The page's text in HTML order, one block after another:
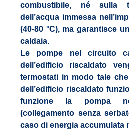
combustibile, né sulla
dell’acqua immessa
(40-80 °C), ma garantisce
caldaia.
Le pompe nel circuito
dell’edificio riscaldato
termostati in modo tale
dell’edificio riscaldato
funzione la pompa
(collegamento senza
caso di energia accumulata